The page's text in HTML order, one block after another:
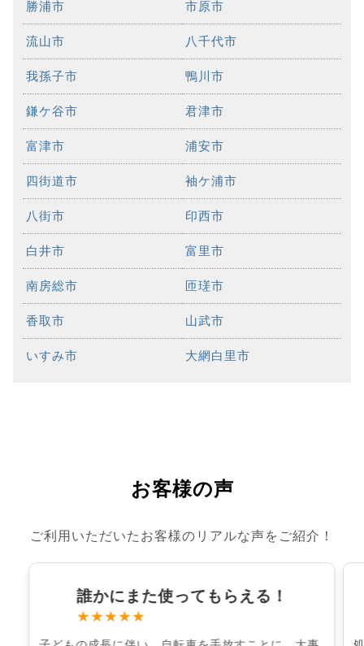
勝浦市 市原市
流山市 八千代市
我孫子市 鴨川市
鎌ケ谷市 君津市
富津市 浦安市
四街道市 袖ケ浦市
八街市 印西市
白井市 富里市
南房総市 匝瑳市
香取市 山武市
いすみ市 大網白里市
お客様の声
ご利用いただいたお客様のリアルな声をご紹介！
誰かにまた使ってもらえる！
★★★★★